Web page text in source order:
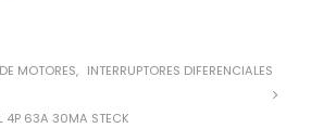
MOTORES, INTERRUPTORES DIFERENCIALES
4P 63A 30MA STECK